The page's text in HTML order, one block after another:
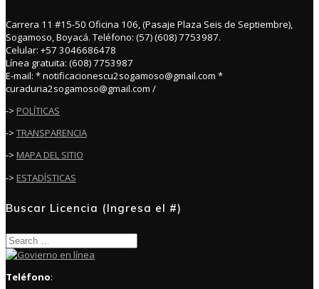
Carrera 11 #15-50 Oficina 106, (Pasaje Plaza Seis de Septiembre),
Sogamoso, Boyacá. Teléfono: (57) (608) 7753987.
Celular: +57 3046686478
Línea gratuita: (608) 7753987
E-mail: * notificacionescu2sogamoso@gmail.com *
curaduria2sogamoso@gmail.com /
-> POLÍTICAS
-> TRANSPARENCIA
-> MAPA DEL SITIO
-> ESTADÍSTICAS
Buscar Licencia (Ingresa el #)
Search
for:
Teléfono: